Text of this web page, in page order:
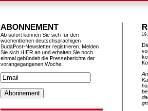
ABONNEMENT
Ab sofort können Sie sich für den
wöchentlichen deutschsprachigen
BudaPost-Newsletter registrieren. Melden
Sie sich HIER an und erhalten Sie noch
einmal gebündelt die Presseberichte der
vorangegangenen Woche.